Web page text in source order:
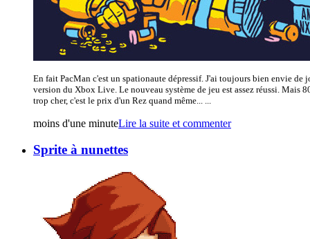
En fait PacMan c'est un spationaute dépressif. J'ai toujours bien envie de
version du Xbox Live. Le nouveau système de jeu est assez réussi. Mais
trop cher, c'est le prix d'un Rez quand même... ...
moins d'une minuteLire la suite et commenter
Sprite à nunettes